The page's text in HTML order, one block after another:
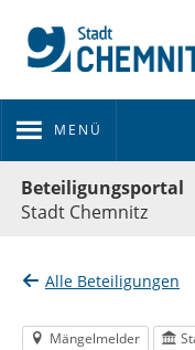
MENÜ
Beteiligungsportal
Stadt Chemnitz
Alle Beteiligungen
Mängelmelder